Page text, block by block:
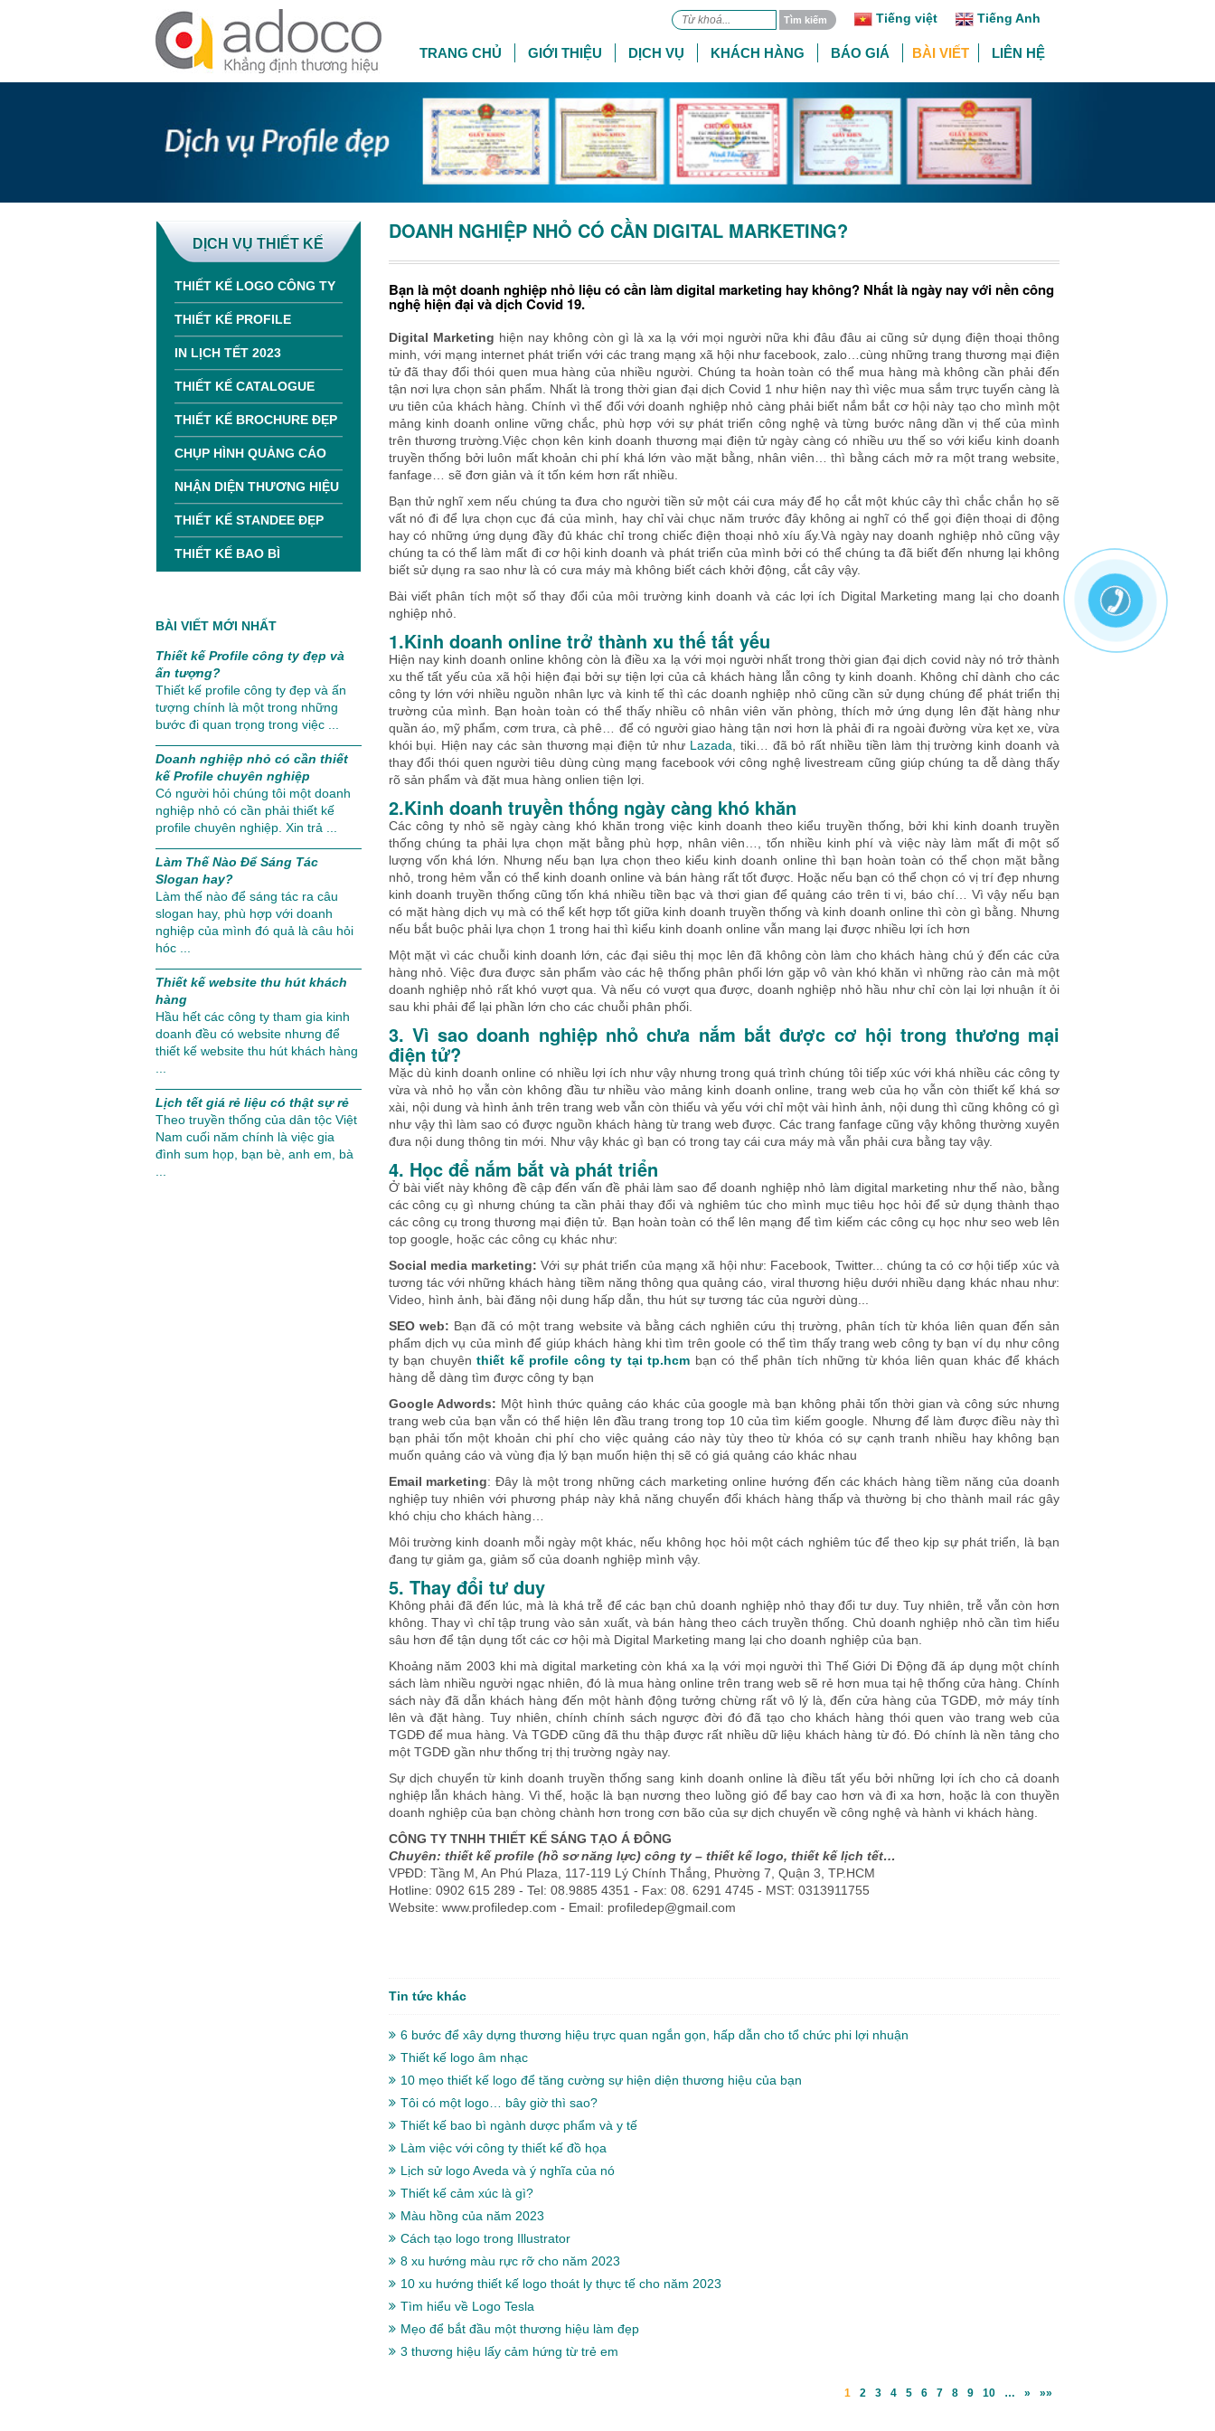
Tiếng việt Tiếng Anh
TRANG CHỦ GIỚI THIỆU DỊCH VỤ KHÁCH HÀNG BÁO GIÁ BÀI VIẾT LIÊN HỆ
DỊCH VỤ THIẾT KẾ
THIẾT KẾ LOGO CÔNG TY
THIẾT KẾ PROFILE
IN LỊCH TẾT 2023
THIẾT KẾ CATALOGUE
THIẾT KẾ BROCHURE ĐẸP
CHỤP HÌNH QUẢNG CÁO
NHẬN DIỆN THƯƠNG HIỆU
THIẾT KẾ STANDEE ĐẸP
THIẾT KẾ BAO BÌ
BÀI VIẾT MỚI NHẤT
Thiết kế Profile công ty đẹp và
ấn tượng?
Thiết kế profile công ty đẹp và ấn
tượng chính là một trong những
bước đi quan trọng trong việc ...
Doanh nghiệp nhỏ có cần thiết
kế Profile chuyên nghiệp
Có người hỏi chúng tôi một doanh
nghiệp nhỏ có cần phải thiết kế
profile chuyên nghiệp. Xin trả ...
Làm Thế Nào Để Sáng Tác
Slogan hay?
Làm thế nào để sáng tác ra câu
slogan hay, phù hợp với doanh
nghiệp của mình đó quả là câu hỏi
hóc ...
Thiết kế website thu hút khách
hàng
Hầu hết các công ty tham gia kinh
doanh đều có website nhưng để
thiết kế website thu hút khách hàng
Lịch tết giá rẻ liệu có thật sự rẻ
Theo truyền thống của dân tộc Việt
Nam cuối năm chính là việc gia
đình sum họp, bạn bè, anh em, bà
DOANH NGHIỆP NHỎ CÓ CẦN DIGITAL MARKETING?
Bạn là một doanh nghiệp nhỏ liệu có cần làm digital marketing hay không? Nhất là ngày nay với nền công
nghệ hiện đại và dịch Covid 19.
Digital Marketing hiện nay không còn gì là xa lạ với mọi người nữa khi đâu đâu ai cũng sử dụng điện thoại thông
minh, với mạng internet phát triển với các trang mạng xã hội như facebook, zalo…cùng những trang thương mại điện
tử đã thay đổi thói quen mua hàng của nhiều người. Chúng ta hoàn toàn có thể mua hàng mà không cần phải đến
tận nơi lựa chọn sản phẩm. Nhất là trong thời gian đại dịch Covid 1 như hiện nay thì việc mua sắm trực tuyến càng là
ưu tiên của khách hàng. Chính vì thế đối với doanh nghiệp nhỏ càng phải biết nắm bắt cơ hội này tạo cho mình một
mảng kinh doanh online vững chắc, phù hợp với sự phát triển công nghệ và từng bước nâng dần vị thế của mình
trên thương trường.Việc chọn kên kinh doanh thương mại điện tử ngày càng có nhiều ưu thế so với kiểu kinh doanh
truyền thống bởi luôn mất khoản chi phí khá lớn vào mặt bằng, nhân viên… thì bằng cách mở ra một trang website,
fanfage… sẽ đơn giản và ít tốn kém hơn rất nhiều.
Bạn thử nghĩ xem nếu chúng ta đưa cho người tiền sử một cái cưa máy để họ cắt một khúc cây thì chắc chắn họ sẽ
vất nó đi để lựa chọn cục đá của mình, hay chỉ vài chục năm trước đây không ai nghĩ có thể gọi điện thoại di động
hay có những ứng dụng đầy đủ khác chỉ trong chiếc điện thoại nhỏ xíu ấy.Và ngày nay doanh nghiệp nhỏ cũng vậy
chúng ta có thể làm mất đi cơ hội kinh doanh và phát triển của mình bởi có thể chúng ta đã biết đến nhưng lại không
biết sử dụng ra sao như là có cưa máy mà không biết cách khởi động, cắt cây vậy.
Bài viết phân tích một số thay đổi của môi trường kinh doanh và các lợi ích Digital Marketing mang lại cho doanh
nghiệp nhỏ.
1.Kinh doanh online trở thành xu thế tất yếu
Hiện nay kinh doanh online không còn là điều xa lạ với mọi người nhất trong thời gian đại dịch covid này nó trở thành
xu thế tất yếu của xã hội hiện đại bởi sự tiện lợi của cả khách hàng lẫn công ty kinh doanh. Không chỉ dành cho các
công ty lớn với nhiều nguồn nhân lực và kinh tế thì các doanh nghiệp nhỏ cũng cần sử dụng chúng để phát triển thị
trường của mình. Bạn hoàn toàn có thể thấy nhiều cô nhân viên văn phòng, thích mở ứng dụng lên đặt hàng như
quần áo, mỹ phẩm, cơm trưa, cà phê… để có người giao hàng tận nơi hơn là phải đi ra ngoài đường vừa kẹt xe, vừa
khói bụi. Hiện nay các sàn thương mại điện tử như Lazada , tiki… đã bỏ rất nhiều tiền làm thị trường kinh doanh và
thay đổi thói quen người tiêu dùng cùng mạng facebook với công nghệ livestream cũng giúp chúng ta dễ dàng thấy
rõ sản phẩm và đặt mua hàng onlien tiện lợi.
2.Kinh doanh truyền thống ngày càng khó khăn
Các công ty nhỏ sẽ ngày càng khó khăn trong việc kinh doanh theo kiểu truyền thống, bởi khi kinh doanh truyền
thống chúng ta phải lựa chọn mặt bằng phù hợp, nhân viên…, tốn nhiều kinh phí và việc này làm mất đi một số
lượng vốn khá lớn. Nhưng nếu bạn lựa chọn theo kiểu kinh doanh online thì bạn hoàn toàn có thể chọn mặt bằng
nhỏ, trong hẻm vẫn có thể kinh doanh online và bán hàng rất tốt được. Hoặc nếu bạn có thể chọn có vị trí đẹp nhưng
kinh doanh truyền thống cũng tốn khá nhiều tiền bạc và thơi gian để quảng cáo trên ti vi, báo chí… Vì vậy nếu bạn
có mặt hàng dịch vụ mà có thể kết hợp tốt giữa kinh doanh truyền thống và kinh doanh online thì còn gì bằng. Nhưng
nếu bắt buộc phải lựa chọn 1 trong hai thì kiểu kinh doanh online vẫn mang lại được nhiều lợi ích hơn
Một mặt vì các chuỗi kinh doanh lớn, các đại siêu thị mọc lên đã không còn làm cho khách hàng chú ý đến các cửa
hàng nhỏ. Việc đưa được sản phẩm vào các hệ thống phân phối lớn gặp vô vàn khó khăn vì những rào cản mà một
doanh nghiệp nhỏ rất khó vượt qua. Và nếu có vượt qua được, doanh nghiệp nhỏ hầu như chỉ còn lại lợi nhuận ít ỏi
sau khi phải để lại phần lớn cho các chuỗi phân phối.
3. Vì sao doanh nghiệp nhỏ chưa nắm bắt được cơ hội trong thương mại
điện tử?
Mặc dù kinh doanh online có nhiều lợi ích như vậy nhưng trong quá trình chúng tôi tiếp xúc với khá nhiều các công ty
vừa và nhỏ họ vẫn còn không đầu tư nhiều vào mảng kinh doanh online, trang web của họ vẫn còn thiết kế khá sơ
xài, nội dung và hình ảnh trên trang web vẫn còn thiếu và yếu với chỉ một vài hình ảnh, nội dung thì cũng không có gì
như vậy thì làm sao có được nguồn khách hàng từ trang web được. Các trang fanfage cũng vậy không thường xuyên
đưa nội dung thông tin mới. Như vậy khác gì bạn có trong tay cái cưa máy mà vẫn phải cưa bằng tay vậy.
4. Học để nắm bắt và phát triển
Ở bài viết này không đề cập đến vấn đề phải làm sao để doanh nghiệp nhỏ làm digital marketing như thế nào, bằng
các công cụ gì nhưng chúng ta cần phải thay đổi và nghiêm túc cho mình mục tiêu học hỏi để sử dụng thành thạo
các công cụ trong thương mại điện tử. Bạn hoàn toàn có thể lên mạng để tìm kiếm các công cụ học như seo web lên
top google, hoặc các công cụ khác như:
Social media marketing:Với sự phát triển của mạng xã hội như: Facebook, Twitter... chúng ta có cơ hội tiếp xúc và
tương tác với những khách hàng tiềm năng thông qua quảng cáo, viral thương hiệu dưới nhiều dạng khác nhau như:
Video, hình ảnh, bài đăng nội dung hấp dẫn, thu hút sự tương tác của người dùng...
SEO web: Bạn đã có một trang website và bằng cách nghiên cứu thị trường, phân tích từ khóa liên quan đến sản
phẩm dịch vụ của mình để giúp khách hàng khi tìm trên goole có thể tìm thấy trang web công ty bạn ví dụ như công
ty bạn chuyênthiết kế profile công ty tại tp.hcm bạn có thể phân tích những từ khóa liên quan khác để khách
hàng dễ dàng tìm được công ty bạn
Google Adwords: Một hình thức quảng cáo khác của google mà bạn không phải tốn thời gian và công sức nhưng
trang web của bạn vẫn có thể hiện lên đầu trang trong top 10 của tìm kiếm google. Nhưng để làm được điều này thì
bạn phải tốn một khoản chi phí cho việc quảng cáo này tùy theo từ khóa có sự cạnh tranh nhiều hay không bạn
muốn quảng cáo và vùng địa lý bạn muốn hiện thị sẽ có giá quảng cáo khác nhau
Email marketing: Đây là một trong những cách marketing online hướng đến các khách hàng tiềm năng của doanh
nghiệp tuy nhiên với phương pháp này khả năng chuyển đổi khách hàng thấp và thường bị cho thành mail rác gây
khó chịu cho khách hàng…
Môi trường kinh doanh mỗi ngày một khác, nếu không học hỏi một cách nghiêm túc để theo kịp sự phát triển, là bạn
đang tự giảm ga, giảm số của doanh nghiệp mình vậy.
5. Thay đổi tư duy
Không phải đã đến lúc, mà là khá trễ để các bạn chủ doanh nghiệp nhỏ thay đổi tư duy. Tuy nhiên, trễ vẫn còn hơn
không. Thay vì chỉ tập trung vào sản xuất, và bán hàng theo cách truyền thống. Chủ doanh nghiệp nhỏ cần tìm hiểu
sâu hơn để tận dụng tốt các cơ hội mà Digital Marketing mang lại cho doanh nghiệp của bạn.
Khoảng năm 2003 khi mà digital marketing còn khá xa lạ với mọi người thì Thế Giới Di Động đã áp dụng một chính
sách làm nhiều người ngạc nhiên, đó là mua hàng online trên trang web sẽ rẻ hơn mua tại hệ thống cửa hàng. Chính
sách này đã dẫn khách hàng đến một hành động tưởng chừng rất vô lý là, đến cửa hàng của TGDĐ, mở máy tính
lên và đặt hàng. Tuy nhiên, chính chính sách ngược đời đó đã tạo cho khách hàng thói quen vào trang web của
TGDĐ để mua hàng. Và TGDĐ cũng đã thu thập được rất nhiều dữ liệu khách hàng từ đó. Đó chính là nền tảng cho
một TGDĐ gần như thống trị thị trường ngày nay.
Sự dịch chuyển từ kinh doanh truyền thống sang kinh doanh online là điều tất yếu bởi những lợi ích cho cả doanh
nghiệp lẫn khách hàng. Vì thế, hoặc là bạn nương theo luồng gió để bay cao hơn và đi xa hơn, hoặc là con thuyền
doanh nghiệp của bạn chòng chành hơn trong cơn bão của sự dịch chuyển về công nghệ và hành vi khách hàng.
CÔNG TY TNHH THIẾT KẾ SÁNG TẠO Á ĐÔNG
Chuyên: thiết kế profile (hồ sơ năng lực) công ty – thiết kế logo, thiết kế lịch tết…
VPĐD: Tầng M, An Phú Plaza, 117-119 Lý Chính Thắng, Phường 7, Quận 3, TP.HCM
Hotline: 0902 615 289 - Tel: 08.9885 4351 - Fax: 08. 6291 4745 - MST: 0313911755
Website: www.profiledep.com - Email: profiledep@gmail.com
Tin tức khác
6 bước để xây dựng thương hiệu trực quan ngắn gọn, hấp dẫn cho tổ chức phi lợi nhuận
Thiết kế logo âm nhạc
10 mẹo thiết kế logo để tăng cường sự hiện diện thương hiệu của bạn
Tôi có một logo… bây giờ thì sao?
Thiết kế bao bì ngành dược phẩm và y tế
Làm việc với công ty thiết kế đồ họa
Lịch sử logo Aveda và ý nghĩa của nó
Thiết kế cảm xúc là gì?
Màu hồng của năm 2023
Cách tạo logo trong Illustrator
8 xu hướng màu rực rỡ cho năm 2023
10 xu hướng thiết kế logo thoát ly thực tế cho năm 2023
Tìm hiểu về Logo Tesla
Mẹo để bắt đầu một thương hiệu làm đẹp
3 thương hiệu lấy cảm hứng từ trẻ em
1 2 3 4 5 6 7 8 9 10 … » »»